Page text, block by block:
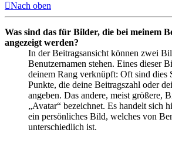
Nach oben
Was sind das für Bilder, die bei meinem
angezeigt werden?
In der Beitragsansicht können zwei
Benutzernamen stehen. Eines dieser
deinem Rang verknüpft: Oft sind dies
Punkte, die deine Beitragszahl oder
angeben. Das andere, meist größere,
„Avatar“ bezeichnet. Es handelt sich
ein persönliches Bild, welches von
unterschiedlich ist.